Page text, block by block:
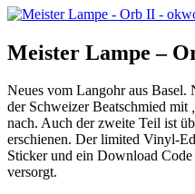
Meister Lampe –
Neues vom Langohr aus Basel.
der Schweizer Beatschmied mit
nach. Auch der zweite Teil ist
erschienen. Der limited Vinyl-
Sticker und ein Download
versorgt.